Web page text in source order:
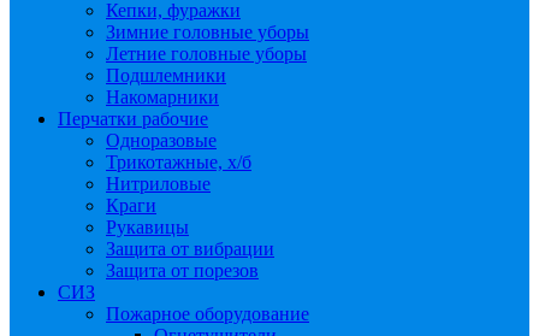
Кепки, фуражки
Зимние головные уборы
Летние головные уборы
Подшлемники
Накомарники
Перчатки рабочие
Одноразовые
Трикотажные, х/б
Нитриловые
Краги
Рукавицы
Защита от вибрации
Защита от порезов
СИЗ
Пожарное оборудование